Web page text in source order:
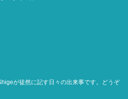
が徒然に記す日々の出来事です。どうぞ